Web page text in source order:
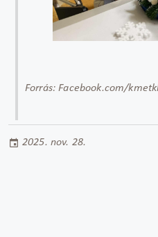
Forrás: Facebook.com/
2025. nov. 28.